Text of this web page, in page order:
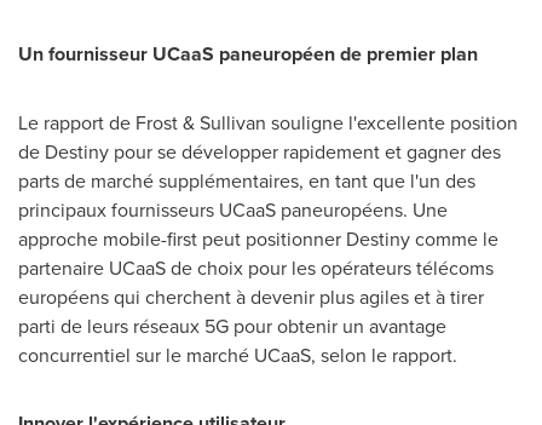
Un fournisseur UCaaS paneuropéen de premier plan
Le rapport de Frost & Sullivan souligne l'excellente position
de Destiny pour se développer rapidement et gagner des
parts de marché supplémentaires, en tant que l'un des
principaux fournisseurs UCaaS paneuropéens. Une
approche mobile-first peut positionner Destiny comme le
partenaire UCaaS de choix pour les opérateurs télécoms
européens qui cherchent à devenir plus agiles et à tirer
parti de leurs réseaux 5G pour obtenir un avantage
concurrentiel sur le marché UCaaS, selon le rapport.